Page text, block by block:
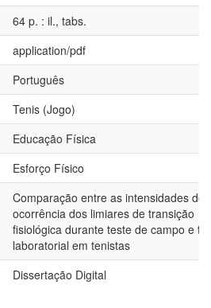
64 p. : il., tabs.
application/pdf
Português
Tenis (Jogo)
Educação Física
Esforço Físico
Comparação entre as intensidades de
ocorrência dos limiares de transição
fisiológica durante teste de campo e
laboratorial em tenistas
Dissertação Digital